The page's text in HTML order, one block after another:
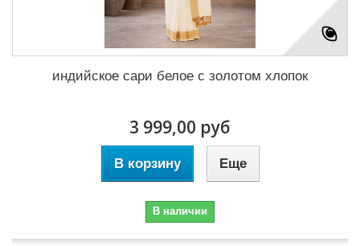
индийское сари белое с золотом хлопок
3 999,00 руб
В корзину Еще
В наличии